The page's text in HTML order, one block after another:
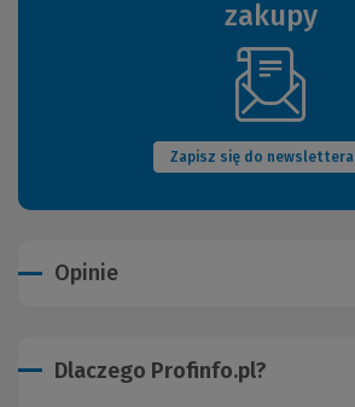
zakupy
Zapisz się do newslettera
(Nowe
okno)
Opinie
Dlaczego Profinfo.pl?